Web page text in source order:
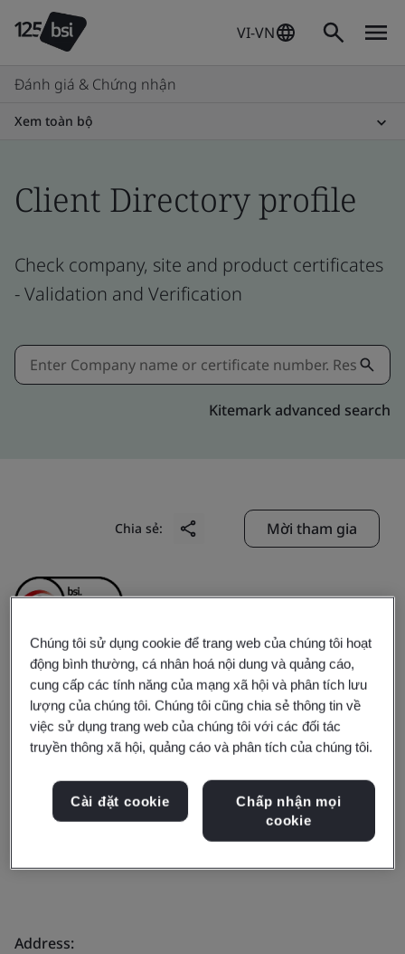
VI-VN
Đánh giá & Chứng nhận
Xem toàn bộ
Client Directory profile
Check company, site and product certificates
- Validation and Verification
Kitemark advanced search
Chia sẻ: Mời tham gia
Langfang Huiyu Mold ＆
Plastic Co., Ltd.
Business scope: 汽车用散热器塑料水室的设计与制造
Products, services or works:
Address:
Chúng tôi sử dụng cookie để trang web của chúng tôi hoạt
động bình thường, cá nhân hoá nội dung và quảng cáo,
cung cấp các tính năng của mạng xã hội và phân tích lưu
lượng của chúng tôi. Chúng tôi cũng chia sẻ thông tin về
việc sử dụng trang web của chúng tôi với các đối tác
truyền thông xã hội, quảng cáo và phân tích của chúng tôi.
Cài đặt cookie
Chấp nhận mọi
cookie